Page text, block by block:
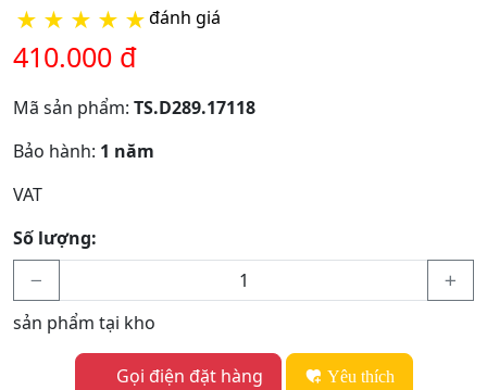
★ ★ ★ ★ ★đánh giá
410.000 đ
Mã sản phẩm: TS.D289.17118
Bảo hành: 1 năm
VAT
Số lượng:
sản phẩm tại kho
Gọi điện đặt hàng Yêu thích